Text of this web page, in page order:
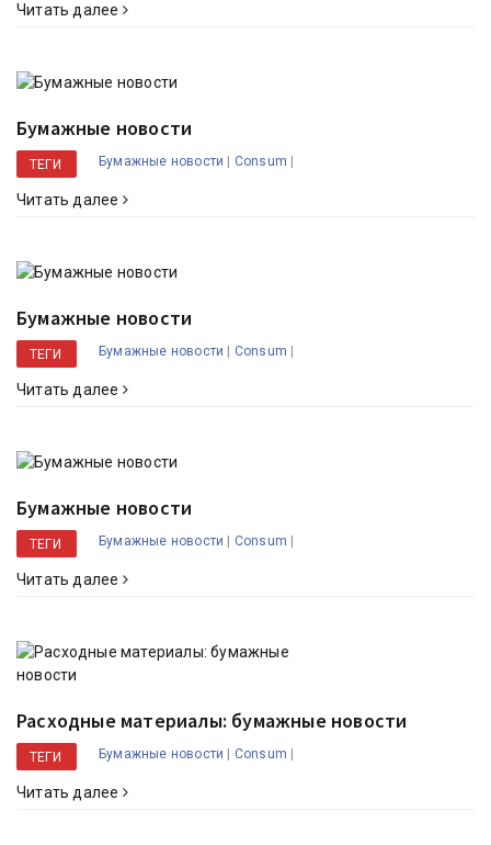
Читать далее
Бумажные новости
ТЕГИ Бумажные новости | Consum |
Читать далее
Бумажные новости
ТЕГИ Бумажные новости | Consum |
Читать далее
Бумажные новости
ТЕГИ Бумажные новости | Consum |
Читать далее
Расходные материалы: бумажные новости
ТЕГИ Бумажные новости | Consum |
Читать далее